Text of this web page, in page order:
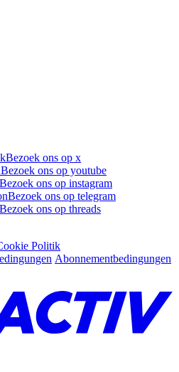
Bezoek ons op x
Bezoek ons op youtube
Bezoek ons op instagram
Bezoek ons op telegram
Bezoek ons op threads
Politik
Abonnementbedingungen